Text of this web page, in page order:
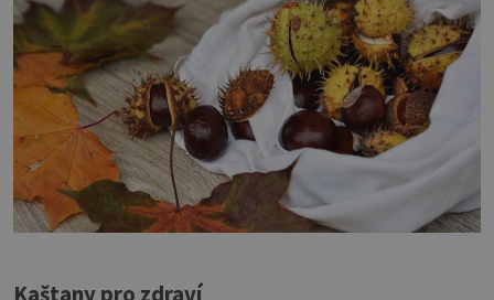
Kaštany pro zdraví